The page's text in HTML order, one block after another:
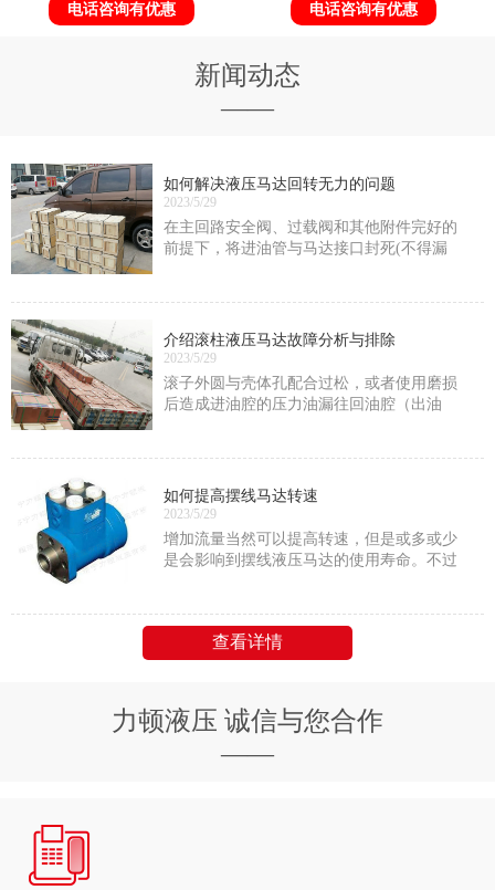
电话咨询有优惠
电话咨询有优惠
新闻动态
——
如何解决液压马达回转无力的问题
2023/5/29
在主回路安全阀、过载阀和其他附件完好的
前提下，将进油管与马达接口封死(不得漏
介绍滚柱液压马达故障分析与排除
2023/5/29
滚子外圆与壳体孔配合过松，或者使用磨损
后造成进油腔的压力油漏往回油腔（出油
如何提高摆线马达转速
2023/5/29
增加流量当然可以提高转速，但是或多或少
是会影响到摆线液压马达的使用寿命。不过
查看详情
力顿液压 诚信与您合作
——